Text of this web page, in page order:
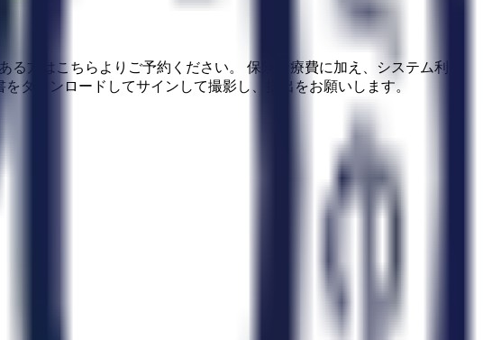
方はこちらよりご予約ください。 保険診療費に加え、システム利用
ダウンロードしてサインして撮影し、提出をお願いします。